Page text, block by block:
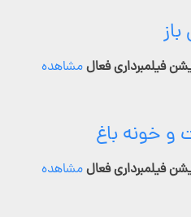
مشاهده
و خونه باغ
مشاهده